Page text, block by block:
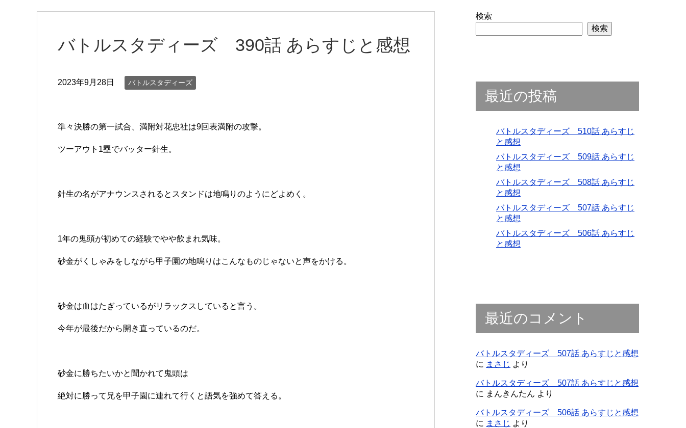
バトルスタディーズ 390話 あらすじと感想
2023年9月28日 バトルスタディーズ
準々決勝の第一試合、満附対花忠社は9回表満附の攻撃。
ツーアウト1塁でバッター針生。
針生の名がアナウンスされるとスタンドは地鳴りのようにどよめく。
1年の鬼頭が初めての経験でやや飲まれ気味。
砂金がくしゃみをしながら甲子園の地鳴りはこんなものじゃないと声をかける。
砂金は血はたぎっているがリラックスしていると言う。
今年が最後だから開き直っているのだ。
砂金に勝ちたいかと聞かれて鬼頭は
絶対に勝って兄を甲子園に連れて行くと語気を強めて答える。
検索
検索
最近の投稿
バトルスタディーズ 510話 あらすじ
と感想
バトルスタディーズ 509話 あらすじ
と感想
バトルスタディーズ 508話 あらすじ
と感想
バトルスタディーズ 507話 あらすじ
と感想
バトルスタディーズ 506話 あらすじ
と感想
最近のコメント
バトルスタディーズ 507話 あらすじと感想
に まさじ より
バトルスタディーズ 507話 あらすじと感想
に まんきんたん より
バトルスタディーズ 506話 あらすじと感想
に まさじ より